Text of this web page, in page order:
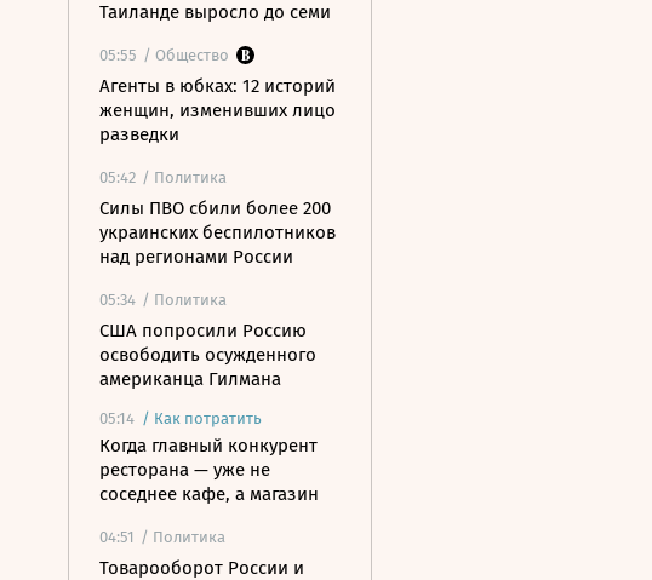
Таиланде выросло до семи
05:55 / Общество
Агенты в юбках: 12 историй
женщин, изменивших лицо
разведки
05:42 / Политика
Силы ПВО сбили более 200
украинских беспилотников
над регионами России
05:34 / Политика
США попросили Россию
освободить осужденного
американца Гилмана
05:14 / Как потратить
Когда главный конкурент
ресторана — уже не
соседнее кафе, а магазин
04:51 / Политика
Товарооборот России и